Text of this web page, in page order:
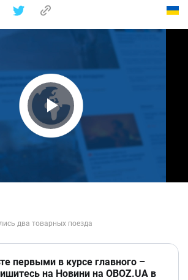
Play Video
первыми в курсе главного –
на Новини на OBOZ.UA в